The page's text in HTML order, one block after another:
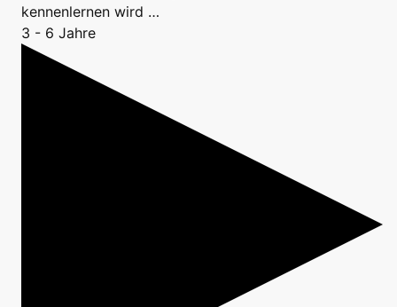
kennenlernen wird …
3 - 6 Jahre